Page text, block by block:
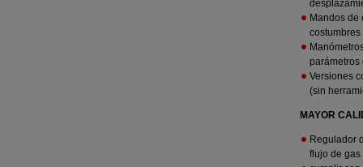
Mandos de
parámetros
Versiones
(sin
MAYOR
Regulador
flujo de